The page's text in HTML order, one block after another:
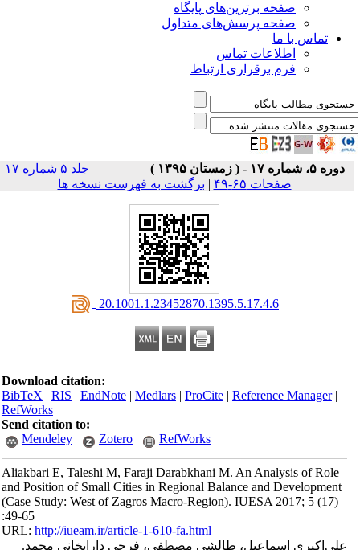
صفحه برترین‌های پایگاه
صفحه پرسش‌های متداول
تماس با ما
اطلاعات تماس
فرم برقراری ارتباط
دوره ۵، شماره ۱۷ - ( زمستان ۱۳۹۵ )
جلد ۵ شماره ۱۷
صفحات ۶۵-۴۹
|برگشت به فهرست نسخه ها
‎ 20.1001.1.23452870.1395.5.17.4.6
Download citation:
BibTeX|RIS|EndNote|Medlars|ProCite|Reference Manager
RefWorks
Send citation to:
Mendeley
Zotero RefWorks
Aliakbari E, Taleshi M, Faraji Darabkhani M. An Analysis of Role
and Position of Small Cities in Regional Balance and Development
(Case Study: West of Zagros Macro-Region). IUESA 2017; 5 (17)
:49-65
URL:http://iueam.ir/article-1-610-fa.html
علی‌اکبری اسماعیل، طالشی مصطفی، فرجی دارابخانی محمد.